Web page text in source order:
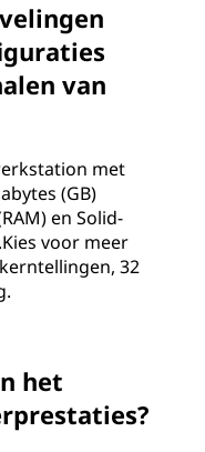
van
met
(GB)
en Solid-
voor meer
32
het